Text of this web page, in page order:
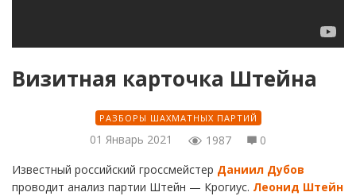
Визитная карточка Штейна
РАЗБОРЫ ШАХМАТНЫХ ПАРТИЙ
01 Январь 2021 1987
0
Известный российский гроссмейстер Даниил Дубов
проводит анализ партии Штейн — Крогиус. Леонид Штейн